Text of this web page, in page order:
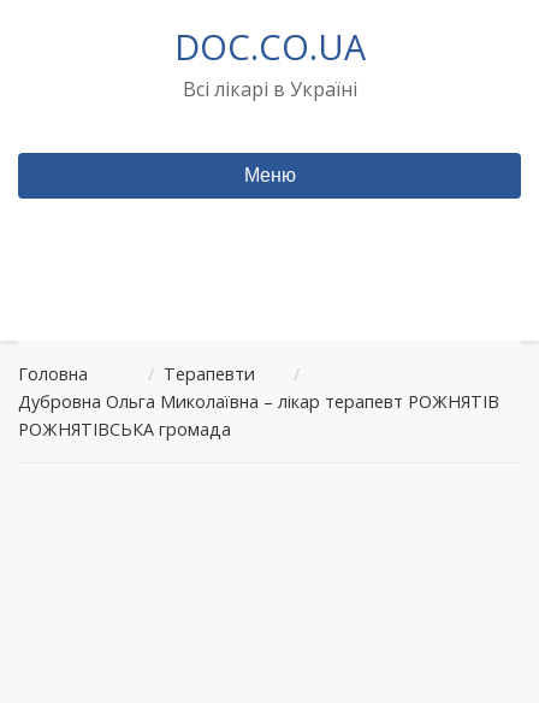
DOC.CO.UA
Всі лікарі в Україні
Меню
Головна / Терапевти
/
Дубровна Ольга Миколаївна – лікар терапевт РОЖНЯТІВ
РОЖНЯТІВСЬКА громада